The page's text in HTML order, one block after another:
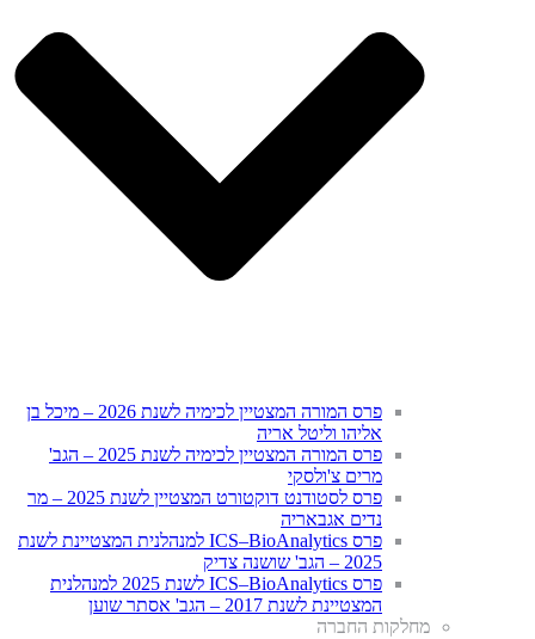
פרס המורה המצטיין לכימיה לשנת 2026 – מיכל בן
אליהו וליטל אריה
פרס המורה המצטיין לכימיה לשנת 2025 – הגב'
מרים צ'ולסקי
פרס לסטודנט דוקטורט המצטיין לשנת 2025 – מר
נדים אגבאריה
פרס ICS–BioAnalytics למנהלנית המצטיינת לשנת
2025 – הגב' שושנה צדיק
פרס ICS–BioAnalytics לשנת 2025 למנהלנית
המצטיינת לשנת 2017 – הגב' אסתר שוען
מחלקות החברה